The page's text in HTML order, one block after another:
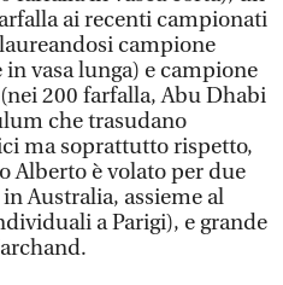
ai recenti campionati
campione
in vasa lunga) e campione
200 farfalla, Abu Dhabi
che trasudano
ma soprattutto rispetto,
Alberto è volato per due
Australia, assieme al
a Parigi), e grande